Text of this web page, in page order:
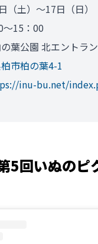
（土）～17日（日）
～15：00
の葉公園 北エントラ
市柏の葉4-1
inu-bu.net/
5回いぬのピ